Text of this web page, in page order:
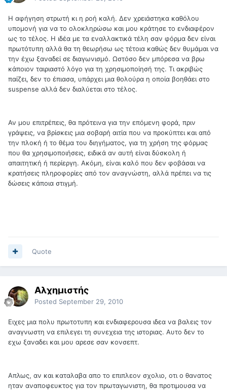
Η αφήγηση στρωτή κι η ροή καλή. Δεν χρειάστηκα καθόλου
υπομονή για να το ολοκληρώσω και μου κράτησε το ενδιαφέρον
ως το τέλος. Η ιδέα με τα εναλλακτικά τέλη σαν φόρμα δεν είναι
πρωτότυπη αλλά θα τη θεωρήσω ως τέτοια καθώς δεν θυμάμαι να
την έχω ξαναδεί σε διαγωνισμό. Ωστόσο δεν μπόρεσα να βρω
κάποιον ταιριαστό λόγο για τη χρησιμοποίησή της. Τι ακριβώς
παίζει, δεν το έπιασα, υπάρχει μια θολούρα η οποία βοηθάει στο
suspense αλλά δεν διαλύεται στο τέλος.
Αν μου επιτρέπεις, θα πρότεινα για την επόμενη φορά, πριν
γράψεις, να βρίσκεις μια σοβαρή αιτία που να προκύπτει και από
την πλοκή ή το θέμα του διηγήματος, για τη χρήση της φόρμας
που θα χρησιμοποιήσεις, ειδικά αν αυτή είναι δύσκολη ή
απαιτητική ή περίεργη. Ακόμη, είναι καλό που δεν φοβάσαι να
κρατήσεις πληροφορίες από τον αναγνώστη, αλλά πρέπει να τις
δώσεις κάποια στιγμή.
Quote
Αλχημιστής
Posted September 29, 2010
Ειχες μια πολυ πρωτοτυπη και ενδιαφερουσα ιδεα να βαλεις τον
αναγνωστη να επιλεγει τη συνεχεια της ιστοριας. Αυτο δεν το
εχω ξαναδει και μου αρεσε σαν κονσεπτ.
Απλως, αν και καταλαβα απο το επιπλεον σχολιο, οτι ο θανατος
ηταν αναποφευκτος για τον πρωταγωνιστη, θα προτιμουσα να